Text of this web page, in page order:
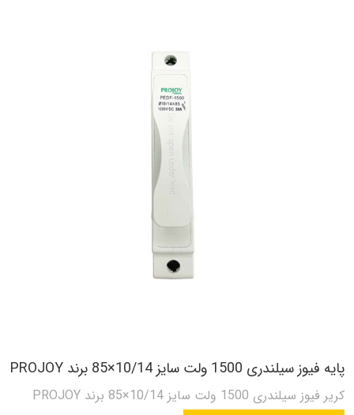
پایه فیوز سیلندری 1500 ولت سایز 10/14×85 برند PROJOY
کریر فیوز سیلندری 1500 ولت سایز 10/14×85 برند PROJOY